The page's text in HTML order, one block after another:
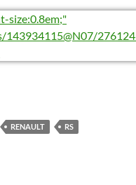
RENAULT
RS